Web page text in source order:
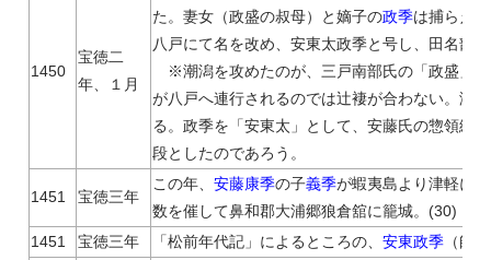
1450
宝徳二
年、１月
た。妻女（政盛の叔母）と嫡子の政季は捕らえ
八戸にて名を改め、安東太政季と号し、田名部
※潮潟を攻めたのが、三戸南部氏の「政盛」
が八戸へ連行されるのでは辻褄が合わない。潮
る。政季を「安東太」として、安藤氏の惣領継
段としたのであろう。
1451 宝徳三年
この年、安藤康季の子義季が蝦夷島より津軽に
数を催して鼻和郡大浦郷狼倉舘に籠城。(30)
1451
宝徳三年 「松前年代記」によるところの、安東政季 （師